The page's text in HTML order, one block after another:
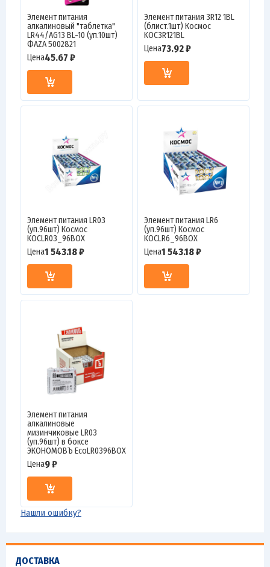
ДОСТАВКА
Элемент питания
алкалиновый "таблетка"
LR44/AG13 BL-10 (уп.10шт)
ФАZА 5002821
Цена45.67 ₽
Элемент питания 3R12 1BL
(блист.1шт) Космос
KOC3R121BL
Цена73.92 ₽
Элемент питания LR03
(уп.96шт) Космос
KOCLR03_96BOX
Цена1 543.18 ₽
Элемент питания LR6
(уп.96шт) Космос
KOCLR6_96BOX
Цена1 543.18 ₽
Элемент питания
алкалиновые
мизинчиковые LR03
(уп.96шт) в боксе
ЭКОНОМОВЪ EcoLR0396BOX
Цена9 ₽
Нашли ошибку?